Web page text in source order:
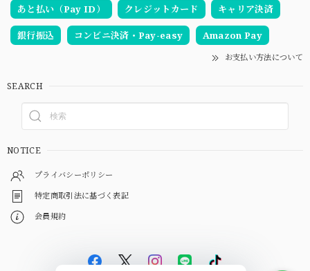
あと払い（Pay ID）
クレジットカード キャリア決済
銀行振込 コンビニ決済・Pay-easy Amazon Pay
お支払い方法について
SEARCH
NOTICE
プライバシーポリシー
特定商取引法に基づく表記
会員規約